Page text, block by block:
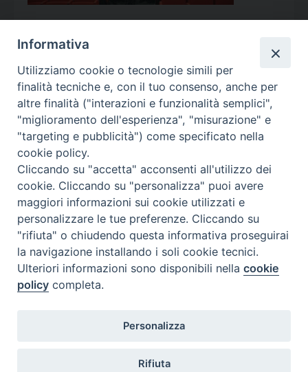
Calendario Appuntamenti
<< Ago 2026 >>
l m m g v s
d
28
3
4 5 6 7 8
9
10
11 12 13 14 15
17
18 19 21
24 25 26 27 28 29 30
31 1
Informativa
Utilizziamo cookie o tecnologie simili per
finalità tecniche e, con il tuo consenso, anche per
altre finalità ("interazioni e funzionalità semplici",
"miglioramento dell'esperienza", "misurazione" e
"targeting e pubblicità") come specificato nella
cookie policy.
Cliccando su "accetta" acconsenti all'utilizzo dei
cookie. Cliccando su "personalizza" puoi avere
maggiori informazioni sui cookie utilizzati e
personalizzare le tue preferenze. Cliccando su
"rifiuta" o chiudendo questa informativa proseguirai
la navigazione installando i soli cookie tecnici.
Ulteriori informazioni sono disponibili nellacookie
policy completa.
Personalizza
Rifiuta